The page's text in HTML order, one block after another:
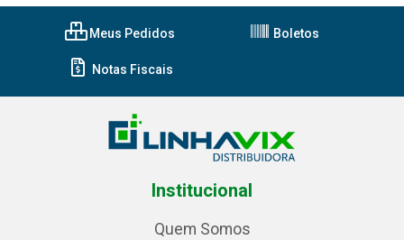
Meus Pedidos Boletos
Notas Fiscais
Institucional
Quem Somos